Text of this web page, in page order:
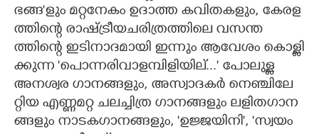
ഭ​ങ്ങ"ളും മറ്റ​നേകം ഉദാത്ത കവി​ത​കളും,​ കേര​ള​
ത്തിന്റെ രാഷ്ട്രീ​യ​ച​രി​ത്ര​ത്തിലെ വസ​ന്ത​
ത്തിന്റെ ഇടി​നാ​ദ​മായി ഇന്നും ആവേശം കൊള്ളി​
ക്കുന്ന 'പൊന്ന​രി​വാളമ്പിളി​യില്..." പോലുള്ള
അന​ശ്വര ​ഗാ​ന​ങ്ങളും,​ അസ്വാ​ദ​കർ നെഞ്ചി​ലേ​
റ്റിയ എണ്ണ​മറ്റ ചല​ച്ചിത്ര ഗാന​ങ്ങളും ലളി​ത​ഗാ​ന​
ങ്ങളും നാട​ക​ഗാ​ന​ങ്ങളും,​ 'ഉജ്ജ​യിനി",​ 'സ്വയം​